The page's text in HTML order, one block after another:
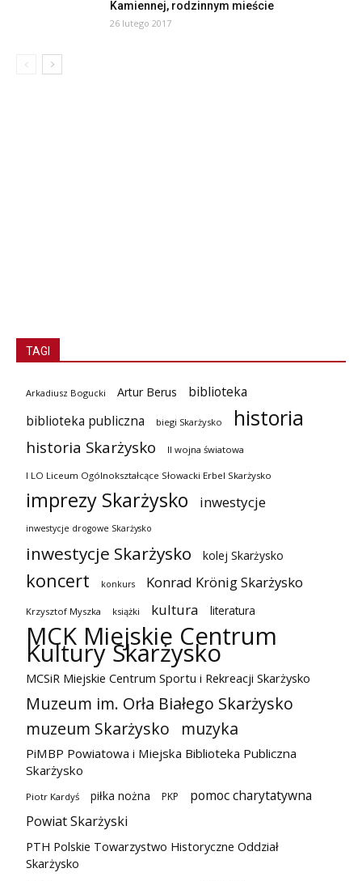
Kamiennej, rodzinnym mieście
26 lutego 2017
TAGI
Arkadiusz Bogucki Artur Berus
biblioteka
biblioteka publiczna
biegi Skarżysko historia
historia Skarżysko II wojna światowa
I LO Liceum Ogólnokształcące Słowacki Erbel Skarżysko
imprezy Skarżysko inwestycje
inwestycje drogowe Skarżysko
inwestycje Skarżysko kolej Skarżysko
koncert konkurs Konrad Krönig Skarżysko
Krzysztof Myszka książki kultura literatura
MCK Miejskie Centrum
Kultury Skarżysko
MCSiR Miejskie Centrum Sportu i Rekreacji Skarżysko
Muzeum im. Orła Białego Skarżysko
muzeum Skarżysko
muzyka
PiMBP Powiatowa i Miejska Biblioteka Publiczna
Skarżysko
Piotr Kardyś piłka nożna PKP
pomoc charytatywna
Powiat Skarżyski
PTH Polskie Towarzystwo Historyczne Oddział
Skarżysko